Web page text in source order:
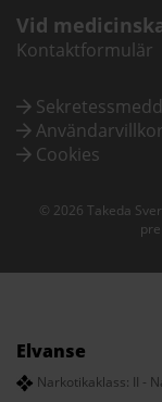
Vid
Kontaktformulär
Användarvillkor
Cookies
© 2026 Takeda
Elvanse
Narkotikaklass: II -